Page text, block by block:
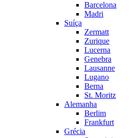
Barcelona
Madri
Suíça
Zermatt
Zurique
Lucerna
Genebra
Lausanne
Lugano
Berna
St. Moritz
Alemanha
Berlim
Frankfurt
Grécia